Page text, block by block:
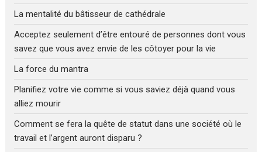
La mentalité du bâtisseur de cathédrale
Acceptez seulement d’être entouré de personnes dont vous
savez que vous avez envie de les côtoyer pour la vie
La force du mantra
Planifiez votre vie comme si vous saviez déjà quand vous
alliez mourir
Comment se fera la quête de statut dans une société où le
travail et l’argent auront disparu ?